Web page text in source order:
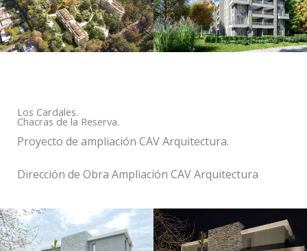
Los Cardales.
Chacras de la Reserva.
Proyecto de ampliación CAV Arquitectura.
Dirección de Obra Ampliación CAV Arquitectura